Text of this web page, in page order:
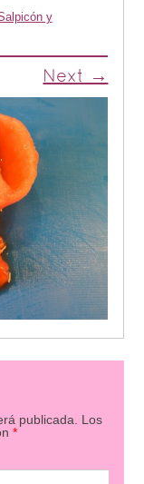
y
Next →
publicada.
Los
*